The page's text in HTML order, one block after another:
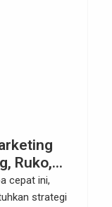
Ruko,
di
cepat ini,
strategi